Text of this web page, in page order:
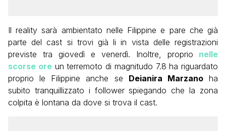
Il reality sarà ambientato nelle Filippine e pare che già
parte del cast si trovi già li in vista delle registrazioni
previste tra giovedì e venerdì. Inoltre, proprio nelle
scorse oreun terremoto di magnitudo 7.8 ha riguardato
proprio le Filippine anche se Deianira Marzanoha
subito tranquillizzato i follower spiegando che la zona
colpita è lontana da dove si trova il cast.